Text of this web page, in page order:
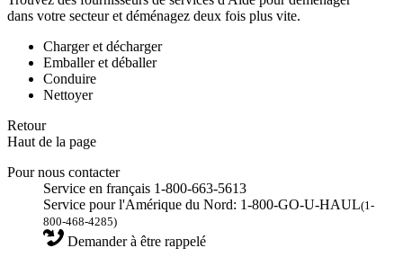
dans votre secteur et déménagez deux fois plus vite.
Charger et décharger
Emballer et déballer
Conduire
Nettoyer
Retour
Haut de la page
Pour nous contacter
Service en français 1-800-663-5613
Service pour l'Amérique du Nord: 1-800-GO-U-HAUL(1-
800-468-4285)
Demander à être rappelé